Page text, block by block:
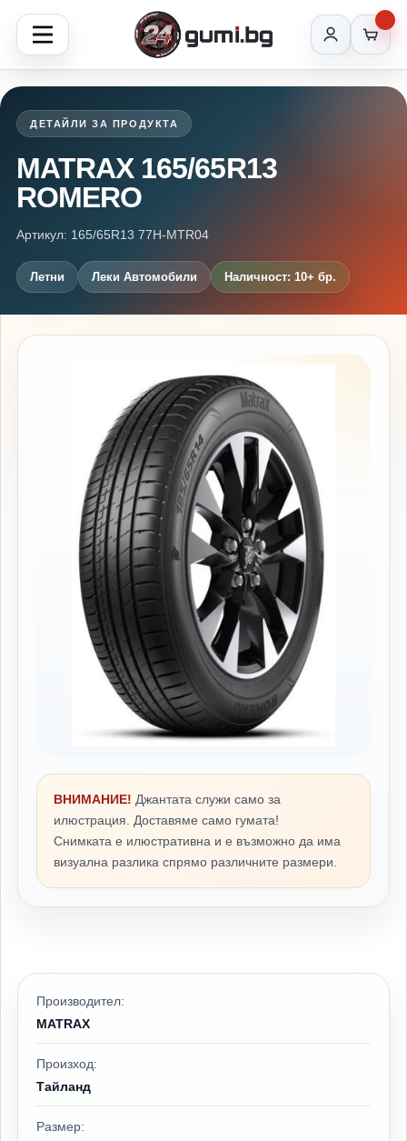
ДЕТАЙЛИ ЗА ПРОДУКТА
MATRAX 165/65R13
ROMERO
Артикул: 165/65R13 77H-MTR04
Летни Леки Автомобили Наличност: 10+ бр.
ВНИМАНИЕ! Джантата служи само за
илюстрация. Доставяме само гумата!
Снимката е илюстративна и е възможно да има
визуална разлика спрямо различните размери.
Производител:
MATRAX
Произход:
Тайланд
Размер: